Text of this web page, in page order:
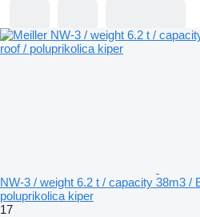
NW-3 / weight 6.2 t / capacity 38m3 /
poluprikolica kiper
17